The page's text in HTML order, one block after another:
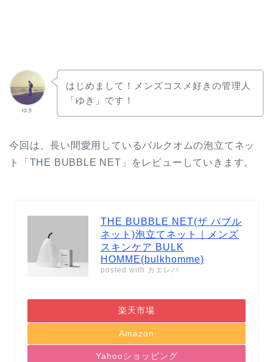
ゆき
はじめまして！メンズコスメ好きの管理人
「ゆき」です！
今回は、長い間愛用しているバルクオムの泡立てネッ
ト「THE BUBBLE NET」をレビューしていきます。
THE BUBBLE NET(ザ バブル
ネット)泡立てネット｜メンズ
スキンケア BULK
HOMME(bulkhomme)
posted with カエレバ
楽天市場
Amazon
Yahooショッピング